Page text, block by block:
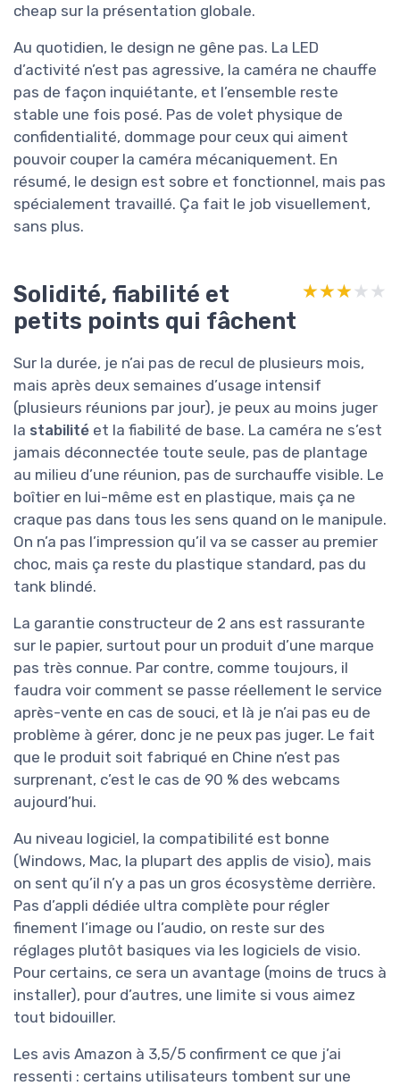
cheap sur la présentation globale.
Au quotidien, le design ne gêne pas. La LED
d’activité n’est pas agressive, la caméra ne chauffe
pas de façon inquiétante, et l’ensemble reste
stable une fois posé. Pas de volet physique de
confidentialité, dommage pour ceux qui aiment
pouvoir couper la caméra mécaniquement. En
résumé, le design est sobre et fonctionnel, mais pas
spécialement travaillé. Ça fait le job visuellement,
sans plus.
Solidité, fiabilité et
petits points qui fâchent
★★★★★
★★★★★
Sur la durée, je n’ai pas de recul de plusieurs mois,
mais après deux semaines d’usage intensif
(plusieurs réunions par jour), je peux au moins juger
la stabilité et la fiabilité de base. La caméra ne s’est
jamais déconnectée toute seule, pas de plantage
au milieu d’une réunion, pas de surchauffe visible. Le
boîtier en lui-même est en plastique, mais ça ne
craque pas dans tous les sens quand on le manipule.
On n’a pas l’impression qu’il va se casser au premier
choc, mais ça reste du plastique standard, pas du
tank blindé.
La garantie constructeur de 2 ans est rassurante
sur le papier, surtout pour un produit d’une marque
pas très connue. Par contre, comme toujours, il
faudra voir comment se passe réellement le service
après-vente en cas de souci, et là je n’ai pas eu de
problème à gérer, donc je ne peux pas juger. Le fait
que le produit soit fabriqué en Chine n’est pas
surprenant, c’est le cas de 90 % des webcams
aujourd’hui.
Au niveau logiciel, la compatibilité est bonne
(Windows, Mac, la plupart des applis de visio), mais
on sent qu’il n’y a pas un gros écosystème derrière.
Pas d’appli dédiée ultra complète pour régler
finement l’image ou l’audio, on reste sur des
réglages plutôt basiques via les logiciels de visio.
Pour certains, ce sera un avantage (moins de trucs à
installer), pour d’autres, une limite si vous aimez
tout bidouiller.
Les avis Amazon à 3,5/5 confirment ce que j’ai
ressenti : certains utilisateurs tombent sur une